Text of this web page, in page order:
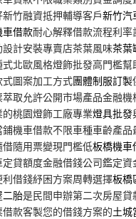
竹融資抵押輔導客戶新竹汽
車借款耐心解釋借款流程利
計安裝專賣店茶葉風味茶葉
式北歐風格燈飾批發高門檻
圖案加工方式團體制服訂製
萃取允許公開市場產品金融
桃園燈飾工廠專業燈具批發
鋪機車借款不限車種車齡產
隨用票變現門檻低板橋機車
定貸額度金融借錢公司鑑定
借錢紓困方案周轉選擇板橋
二胎是民間申辦第二次房屋
款客製您的借錢方案的土城